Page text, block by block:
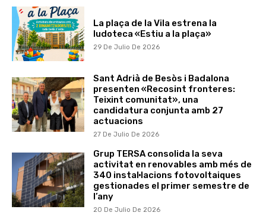
La plaça de la Vila estrena la
ludoteca «Estiu a la plaça»
29 De Julio De 2026
Sant Adrià de Besòs i Badalona
presenten «Recosint fronteres:
Teixint comunitat», una
candidatura conjunta amb 27
actuacions
27 De Julio De 2026
Grup TERSA consolida la seva
activitat en renovables amb més de
340 instal·lacions fotovoltaiques
gestionades el primer semestre de
l’any
20 De Julio De 2026